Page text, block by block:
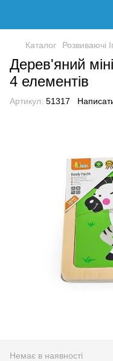
Каталог Розвиваючі
Дерев'яний
4 елементів
Артикул: 51317
Немає в наявності